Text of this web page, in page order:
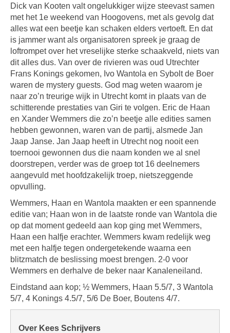
Dick van Kooten valt ongelukkiger wijze steevast samen
met het 1e weekend van Hoogovens, met als gevolg dat
alles wat een beetje kan schaken elders vertoeft. En dat
is jammer want als organisatoren spreek je graag de
loftrompet over het vreselijke sterke schaakveld, niets van
dit alles dus. Van over de rivieren was oud Utrechter
Frans Konings gekomen, Ivo Wantola en Sybolt de Boer
waren de mystery guests. God mag weten waarom je
naar zo’n treurige wijk in Utrecht komt in plaats van de
schitterende prestaties van Giri te volgen. Eric de Haan
en Xander Wemmers die zo’n beetje alle edities samen
hebben gewonnen, waren van de partij, alsmede Jan
Jaap Janse. Jan Jaap heeft in Utrecht nog nooit een
toernooi gewonnen dus die naam konden we al snel
doorstrepen, verder was de groep tot 16 deelnemers
aangevuld met hoofdzakelijk troep, nietszeggende
opvulling.
Wemmers, Haan en Wantola maakten er een spannende
editie van; Haan won in de laatste ronde van Wantola die
op dat moment gedeeld aan kop ging met Wemmers,
Haan een halfje erachter. Wemmers kwam redelijk weg
met een halfje tegen ondergetekende waarna een
blitzmatch de beslissing moest brengen. 2-0 voor
Wemmers en derhalve de beker naar Kanaleneiland.
Eindstand aan kop; ½ Wemmers, Haan 5.5/7, 3 Wantola
5/7, 4 Konings 4.5/7, 5/6 De Boer, Boutens 4/7.
Over Kees Schrijvers